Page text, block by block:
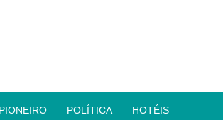
POLÍTICA HOTÉIS